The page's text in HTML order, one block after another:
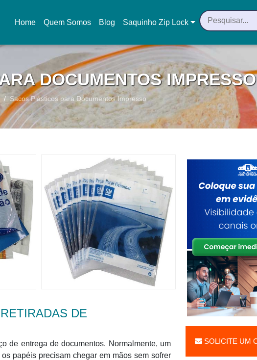
Home
(current)
Quem Somos Blog Saquinho Zip Lock
DOCUMENTOS IMPRESSO
Sacos Plásticos para Documentos Impresso
DE
de entrega de documentos. Normalmente, um
papéis precisam chegar em mãos sem sofrer
SOLICITE UM